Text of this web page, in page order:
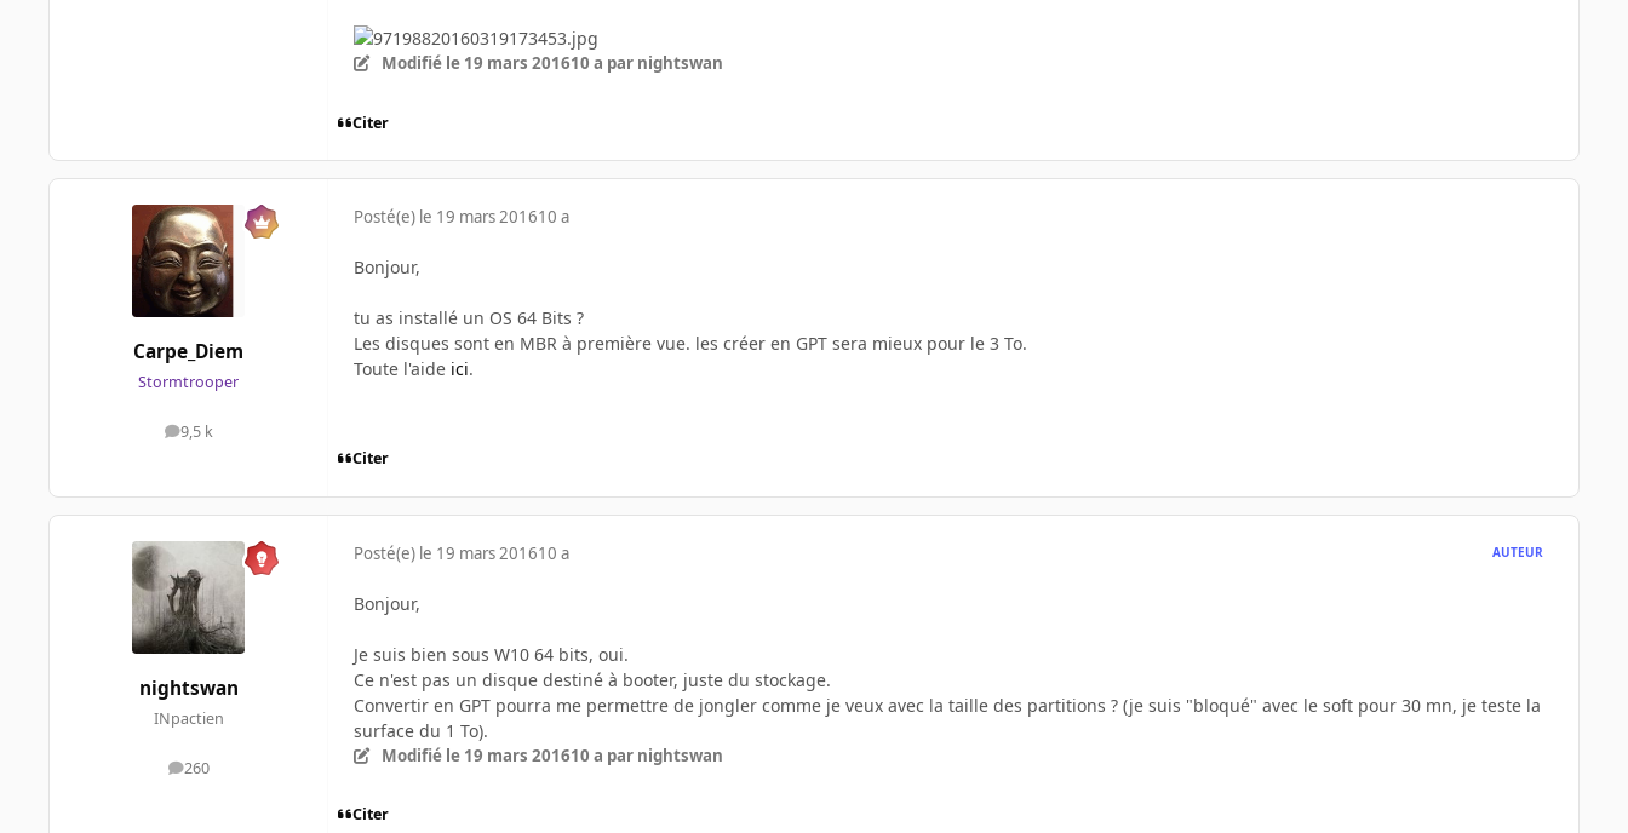
Modifié le 19 mars 201610 a par nightswan
Citer
Carpe_Diem
Stormtrooper
9,5 k
messages
Posté(e) le 19 mars 201610 a
Bonjour,
tu as installé un OS 64 Bits ?
Les disques sont en MBR à première vue. les créer en GPT sera mieux pour le 3 To.
Toute l'aide ici.
Citer
nightswan
INpactien
260
messages
Posté(e) le 19 mars 201610 a AUTEUR
Bonjour,
Je suis bien sous W10 64 bits, oui.
Ce n'est pas un disque destiné à booter, juste du stockage.
Convertir en GPT pourra me permettre de jongler comme je veux avec la taille des partitions ? (je suis "bloqué" avec le soft pour 30 mn, je teste la
surface du 1 To).
Modifié le 19 mars 201610 a par nightswan
Citer